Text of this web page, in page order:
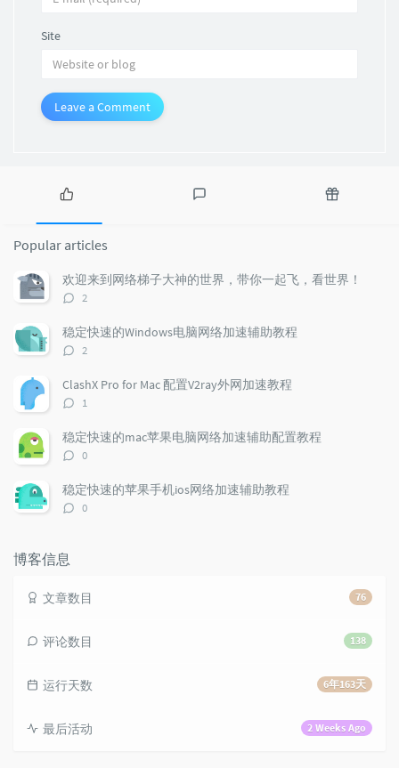
Site
Leave a Comment
P
p
u
l
a
r
a
r
t
i
l
e
e
s
c
o
m
t
d
o
Popular articles
欢迎来到网络梯子大神的世界，带你一起飞，看世界！
评
数：
2
稳定快速的Windows电脑网络加速辅助教程
评
数：
2
ClashX Pro for Mac 配置V2ray外网加速教程
评
数：
1
稳定快速的mac苹果电脑网络加速辅助配置教程
评
数：
0
稳定快速的苹果手机ios网络加速辅助教程
评
0
博客信息
76
文章数目
138
评论数目
6年163天
运行天数
2 Weeks Ago
最后活动